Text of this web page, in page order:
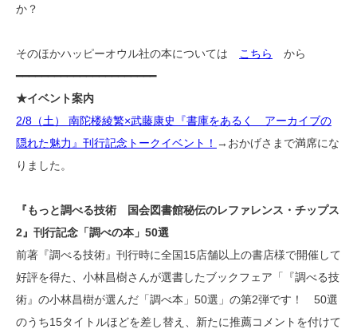
か？
そのほかハッピーオウル社の本については こちら
から
━━━━━━━━━━━━━━━━━━━━━━
★イベント案内
2/8（土） 南陀楼綾繁×武藤康史『書庫をあるく アーカイブの
隠れた魅力』刊行記念トークイベント！ →おかげさまで満席にな
りました。
『もっと調べる技術 国会図書館秘伝のレファレンス・チップス
2』刊行記念「調べの本」50選
前著『調べる技術』刊行時に全国15店舗以上の書店様で開催して
好評を得た、小林昌樹さんが選書したブックフェア「『調べる技
術』の小林昌樹が選んだ「調べ本」50選」の第2弾です！ 50選
のうち15タイトルほどを差し替え、新たに推薦コメントを付けて